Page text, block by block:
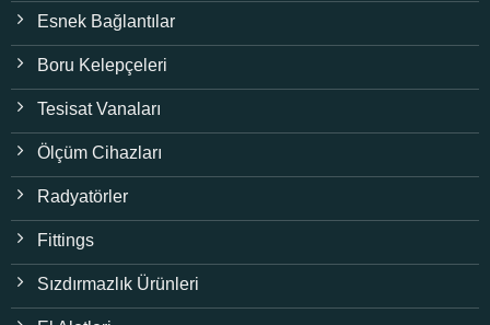
Esnek Bağlantılar
Boru Kelepçeleri
Tesisat Vanaları
Ölçüm Cihazları
Radyatörler
Fittings
Sızdırmazlık Ürünleri